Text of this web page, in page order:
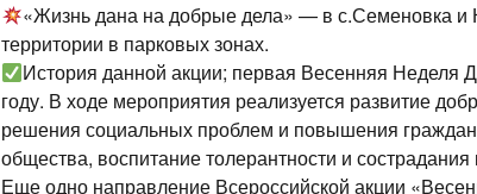
«Жизнь дана на добрые дела» — в с.Семеновка и
территории в парковых зонах.
История данной акции; первая Весенняя Неделя
году. В ходе мероприятия реализуется развитие
решения социальных проблем и повышения
общества, воспитание толерантности и
Еще одно направление Всероссийской акции